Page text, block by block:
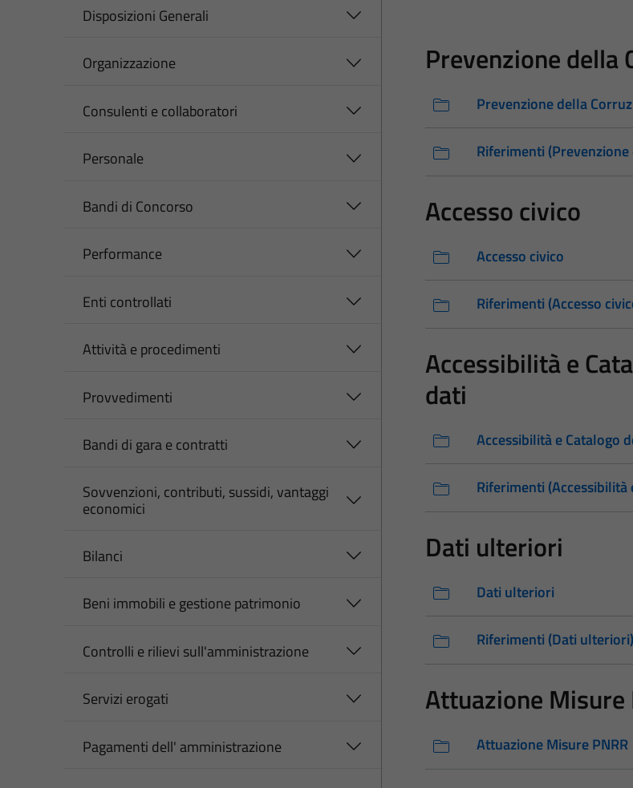
Disposizioni Generali
Organizzazione
Consulenti e collaboratori
Personale
Bandi di Concorso
Performance
Enti controllati
Attività e procedimenti
Provvedimenti
Bandi di gara e contratti
Sovvenzioni, contributi, sussidi, vantaggi
economici
Bilanci
Beni immobili e gestione patrimonio
Controlli e rilievi sull'amministrazione
Servizi erogati
Pagamenti dell' amministrazione
Prevenzione della
Prevenzione della
Riferimenti
Accesso civico
Accesso civico
Riferimenti (Accesso
Accessibilità e
dati
Accessibilità e Catalogo
Riferimenti
Dati ulteriori
Dati ulteriori
Riferimenti (Dati ulteriori)
Attuazione Misure
Attuazione Misure PNRR